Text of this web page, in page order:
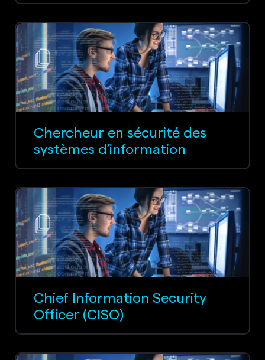
Chercheur en sécurité des
systèmes d’information
Chief Information Security
Officer (CISO)